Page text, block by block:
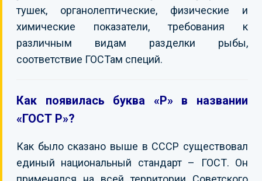
тушек, органолептические, физические и
химические показатели, требования к
различным видам разделки рыбы,
соответствие ГОСТам специй.
Как появилась буква «Р» в названии
«ГОСТ Р»?
Как было сказано выше в СССР существовал
единый национальный стандарт – ГОСТ. Он